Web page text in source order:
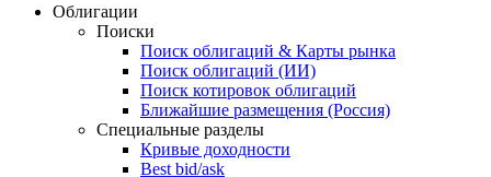
Облигации
Поиски
Поиск облигаций & Карты рынка
Поиск облигаций (ИИ)
Поиск котировок облигаций
Ближайшие размещения (Россия)
Специальные разделы
Кривые доходности
Best bid/ask